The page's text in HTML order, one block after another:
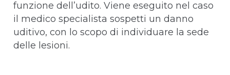
funzione dell’udito. Viene eseguito nel caso
il medico specialista sospetti un danno
uditivo, con lo scopo di individuare la sede
delle lesioni.